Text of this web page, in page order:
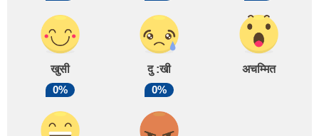
खुसी दु :खी
अचम्मित
0%
0%